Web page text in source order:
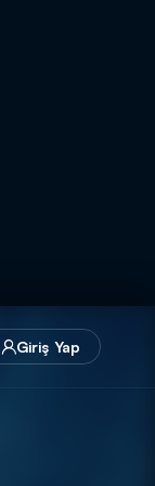
Giriş Yap